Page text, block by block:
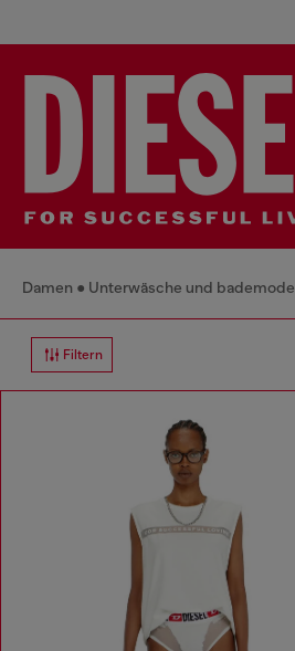
Damen Unterwäsche und bademode
Filtern